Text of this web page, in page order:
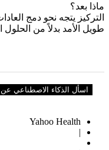
ماذا بعد؟
التركيز يتجه نحو دمج
طويل الأمد بدلاً من الحلول
اسأل الذكاء الاصطناعي عن
Yahoo Health
|